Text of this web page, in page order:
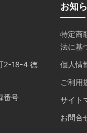
2-18-4 徳
番号
お知
特定商
法に基
個人情
ご利用
サイト
お問合